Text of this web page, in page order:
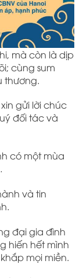
mà còn là dịp
cùng sum
thương.
xin gửi lời chúc
đối tác và
có một mùa
và tin
đại gia đình
hiến hết mình
mọi miền.